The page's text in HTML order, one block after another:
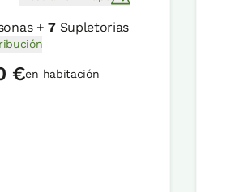
+7Supletorias
€en habitación